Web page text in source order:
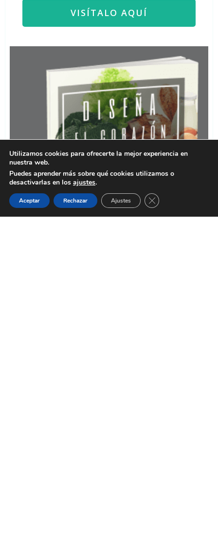
VISÍTALO AQUÍ
Utilizamos cookies para ofrecerte la mejor experiencia en
nuestra web.
Puedes aprender más sobre qué cookies utilizamos o
desactivarlas en los ajustes.
Aceptar Rechazar Ajustes Cerrar el banner de